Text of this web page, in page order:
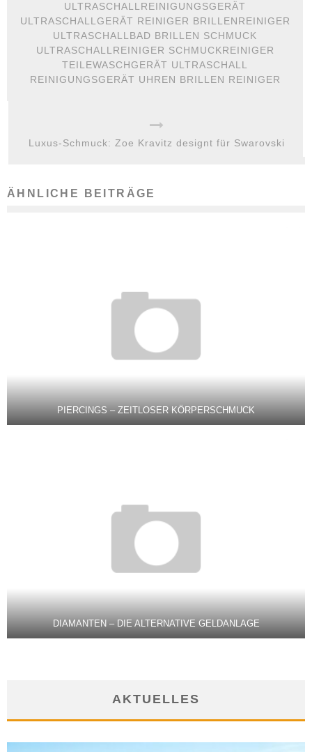
ULTRASCHALLREINIGUNGSGERÄT
ULTRASCHALLGERÄT REINIGER BRILLENREINIGER
ULTRASCHALLBAD BRILLEN SCHMUCK
ULTRASCHALLREINIGER SCHMUCKREINIGER
TEILEWASCHGERÄT ULTRASCHALL
REINIGUNGSGERÄT UHREN BRILLEN REINIGER
Luxus-Schmuck: Zoe Kravitz designt für Swarovski
ÄHNLICHE BEITRÄGE
PIERCINGS – ZEITLOSER KÖRPERSCHMUCK
DIAMANTEN – DIE ALTERNATIVE GELDANLAGE
AKTUELLES